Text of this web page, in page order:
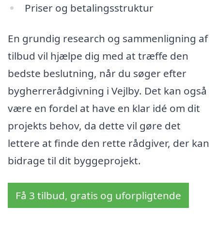
Priser og betalingsstruktur
En grundig research og sammenligning af
tilbud vil hjælpe dig med at træffe den
bedste beslutning, når du søger efter
bygherrerådgivning i Vejlby. Det kan også
være en fordel at have en klar idé om dit
projekts behov, da dette vil gøre det
lettere at finde den rette rådgiver, der kan
bidrage til dit byggeprojekt.
Få 3 tilbud, gratis og uforpligtende